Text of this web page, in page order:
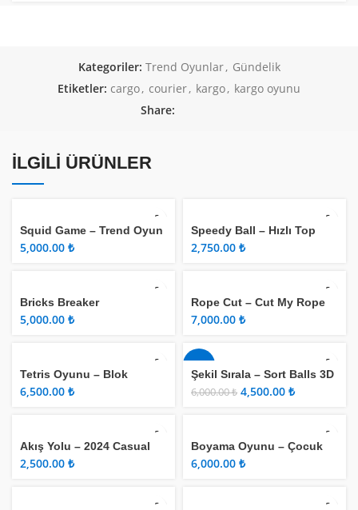
Kategoriler: Trend Oyunlar, Gündelik
Etiketler: cargo, courier, kargo, kargo oyunu
Share:
İLGILI ÜRÜNLER
Squid Game – Trend Oyun
₺
Speedy Ball – Hızlı Top
₺
Bricks Breaker
₺
Rope Cut – Cut My Rope
Game
₺
Tetris Oyunu – Blok
Bulmaca ₺
-25%
Şekil Sırala – Sort Balls 3D
6,000.00₺ 4,500.00 ₺
Akış Yolu – 2024 Casual
Game
₺
Boyama Oyunu – Çocuk
Oyunları ₺